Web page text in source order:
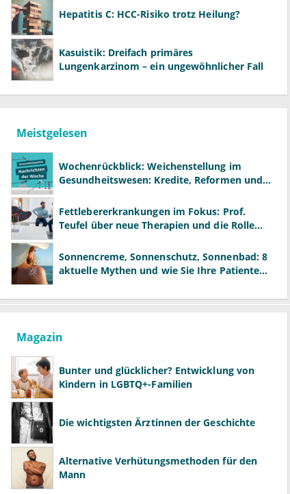
Hepatitis C: HCC-Risiko trotz Heilung?
Kasuistik: Dreifach primäres
Lungenkarzinom – ein ungewöhnlicher Fall
Meistgelesen
Wochenrückblick: Weichenstellung im
Gesundheitswesen: Kredite, Reformen und
Fettlebererkrankungen im Fokus: Prof.
Teufel über neue Therapien und die Rolle
Sonnencreme, Sonnenschutz, Sonnenbad: 8
aktuelle Mythen und wie Sie Ihre Patienten
Magazin
Bunter und glücklicher? Entwicklung von
Kindern in LGBTQ+-Familien
Die wichtigsten Ärztinnen der Geschichte
Alternative Verhütungsmethoden für den
Mann